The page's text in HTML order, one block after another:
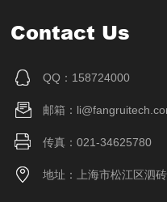
Contact Us
QQ：158724000
邮箱：
传真：021-34625780
地址：上海市松江区泗